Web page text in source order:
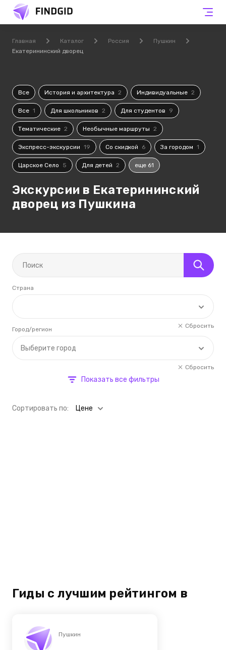
Главная Каталог Россия
Пушкин
Екатерининский дворец
Все История и архитектура 2 Индивидуальные 2
Все 1 Для школьников 2 Для студентов 9
Тематические 2 Необычные маршруты 2
Экспресс-экскурсии 19 Со скидкой 6 За городом 1
Царское Село 5 Для детей 2 еще 61
Экскурсии в Екатерининский
дворец из Пушкина
Страна
Сбросить
Выберите город
Город/регион
Сбросить
Показать все фильтры
Cортировать по: Цене
Гиды с лучшим рейтингом в
Пушкин